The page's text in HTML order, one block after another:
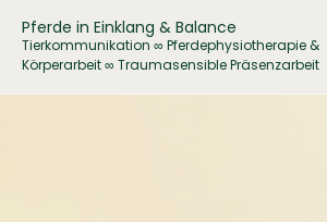
Zum
Inhalt
springen
Pferde in Einklang & Balance
Tierkommunikation ∞ Pferdephysiotherapie &
Körperarbeit ∞ Traumasensible Präsenzarbeit